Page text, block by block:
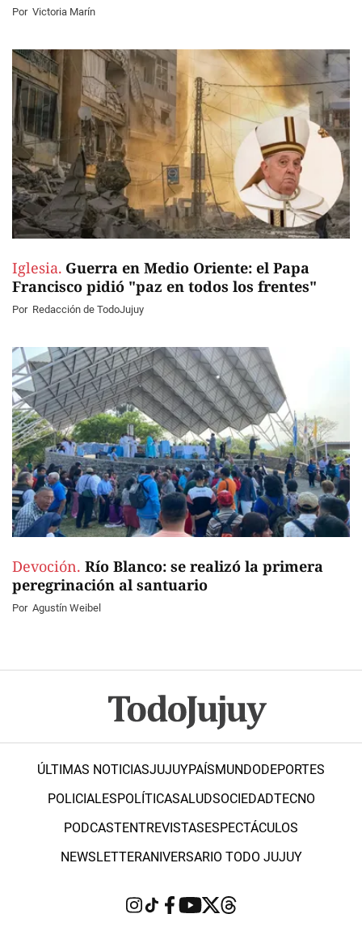
Por Victoria Marín
Iglesia. Guerra en Medio Oriente: el Papa
Francisco pidió "paz en todos los frentes"
Por Redacción de TodoJujuy
Devoción. Río Blanco: se realizó la primera
peregrinación al santuario
Por Agustín Weibel
ÚLTIMAS NOTICIASJUJUYPAÍSMUNDODEPORTES
POLICIALESPOLÍTICASALUDSOCIEDADTECNO
PODCASTENTREVISTASESPECTÁCULOS
NEWSLETTERANIVERSARIO TODO JUJUY